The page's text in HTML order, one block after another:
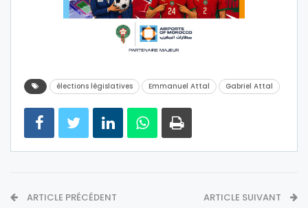
élections législatives Emmanuel Attal Gabriel Attal
ARTICLE PRÉCÉDENT ARTICLE SUIVANT